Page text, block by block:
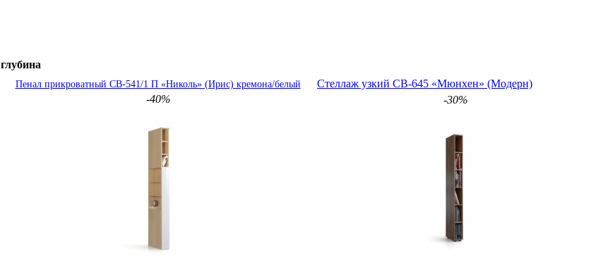
глубина
Пенал прикроватный СВ-541/1 П «Николь» (Ирис) кремона/белый
-40%
Стеллаж узкий СВ-645 «Мюнхен» (Модерн)
-30%